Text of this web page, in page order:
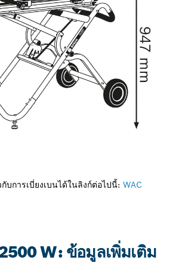
บการเบี่ยงเบนได้ในลิงก์ต่อไปนี้: WAC
W: ข้อมูลเพิ่มเติม